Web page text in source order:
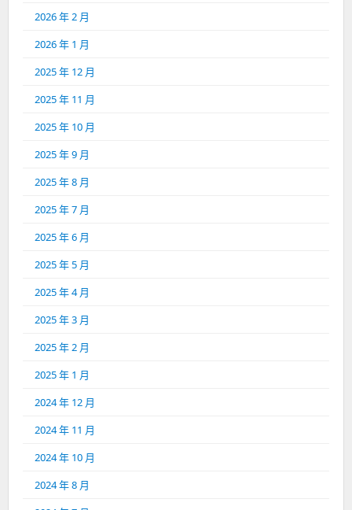
2026 年 2 月
2026 年 1 月
2025 年 12 月
2025 年 11 月
2025 年 10 月
2025 年 9 月
2025 年 8 月
2025 年 7 月
2025 年 6 月
2025 年 5 月
2025 年 4 月
2025 年 3 月
2025 年 2 月
2025 年 1 月
2024 年 12 月
2024 年 11 月
2024 年 10 月
2024 年 8 月